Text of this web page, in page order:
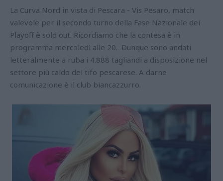
La Curva Nord in vista di Pescara - Vis Pesaro, match
valevole per il secondo turno della Fase Nazionale dei
Playoff è sold out. Ricordiamo che la contesa è in
programma mercoledì alle 20. Dunque sono andati
letteralmente a ruba i 4.888 tagliandi a disposizione nel
settore più caldo del tifo pescarese. A darne
comunicazione è il club biancazzurro.